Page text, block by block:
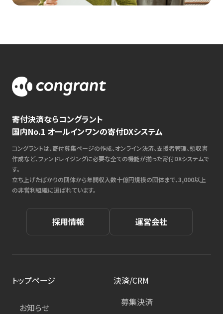
寄付決済ならコングラント
国内No.1 オールインワンの寄付DXシステム
コングラントは、寄付募集ページの作成、オンライン決済、支援者管理、領収書
作成など、ファンドレイジングに必要な全ての機能が揃った寄付DXシステムで
す。
立ち上げたばかりの団体から年間収入数十億円規模の団体まで、3,000以上
の非営利組織に選ばれています。
採用情報 運営会社
トップページ
お知らせ
決済/CRM
募集決済